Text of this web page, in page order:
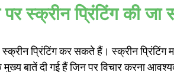
पर स्क्रीन प्रिंटिंग की
प्रिंटिंग कर सकते हैं। स्क्रीन प्रिंटिंग
बातें दी गई हैं जिन पर विचार करना